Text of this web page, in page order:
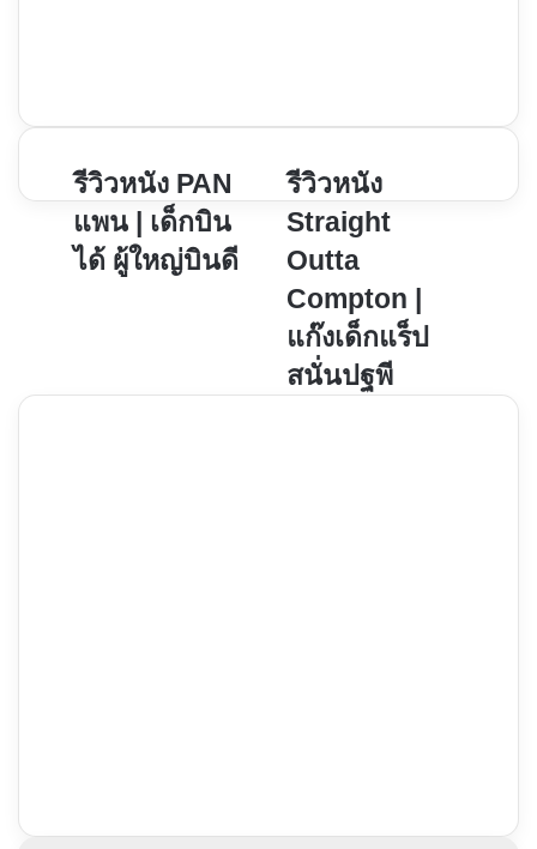
รีวิว
PAN
แพน
รีวิวหนัง PAN
แพน | เด็กบิน
ได้ ผู้ใหญ่บินดี
รีวิว
หนัง
Straight
Outta
Compton
|
แก๊ง
เด็ก
รีวิวหนัง
Straight
Outta
Compton |
แก๊งเด็กแร็ป
สนั่นปฐพี